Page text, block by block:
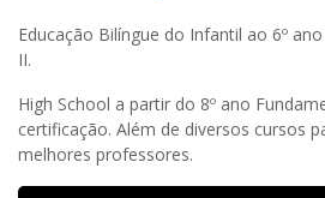
Educação Bilíngue do Infantil ao 6º
II.
High School a partir do 8º ano
certificação. Além de diversos cursos
melhores professores.